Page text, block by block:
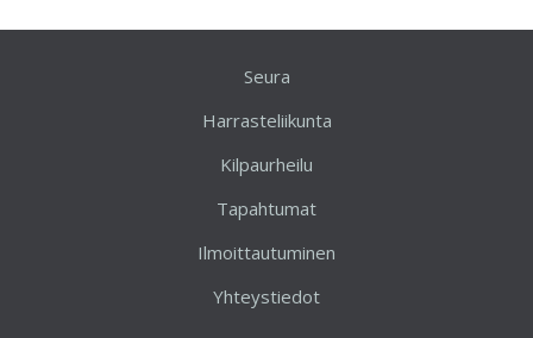
Seura
Harrasteliikunta
Kilpaurheilu
Tapahtumat
Ilmoittautuminen
Yhteystiedot